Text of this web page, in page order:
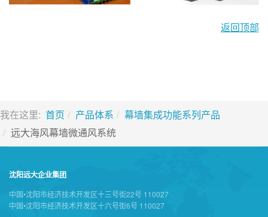
返回顶部
我在这里: 首页 产品体系
幕墙集成功能系列产品
远大海风幕墙微通风系统
沈阳远大企业集团
中国•沈阳市经济技术开发区十三号街22号 110027
中国•沈阳市经济技术开发区十六号街6号 110027